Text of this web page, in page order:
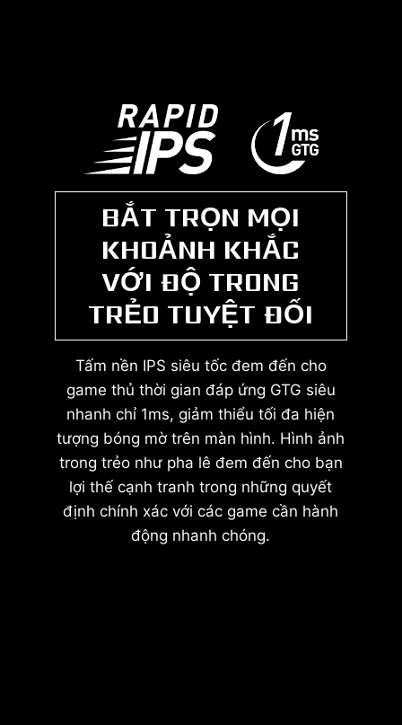
BẮT TRỌN MỌI
KHOẢNH KHẮC
VỚI ĐỘ TRONG
TRẺO TUYỆT ĐỐI
Tấm nền IPS siêu tốc đem đến cho
game thủ thời gian đáp ứng GTG siêu
nhanh chỉ 1ms, giảm thiểu tối đa hiện
tượng bóng mờ trên màn hình. Hình ảnh
trong trẻo như pha lê đem đến cho bạn
lợi thế cạnh tranh trong những quyết
định chính xác với các game cần hành
động nhanh chóng.